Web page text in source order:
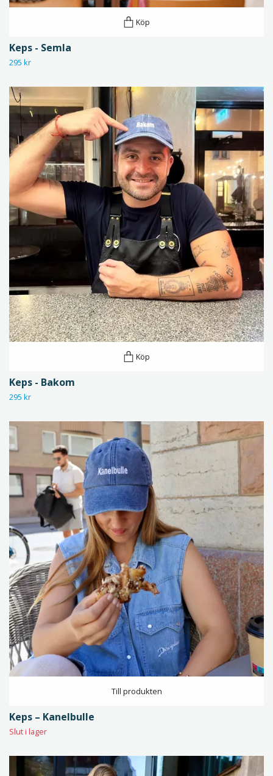
Köp
Keps - Semla
295 kr
Köp
Keps - Bakom
295 kr
Till produkten
Keps – Kanelbulle
Slut i lager